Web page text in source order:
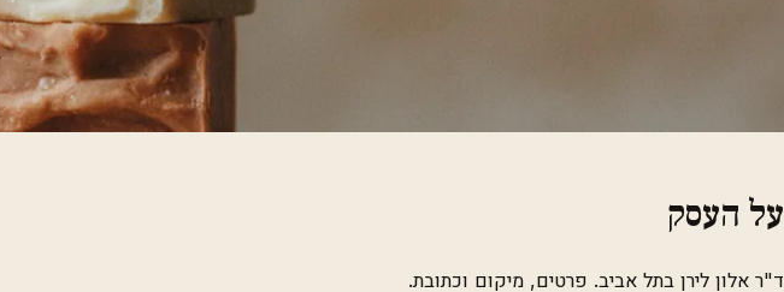
על העסק
ד"ר אלון לירן בתל אביב. פרטים, מיקום וכתובת.